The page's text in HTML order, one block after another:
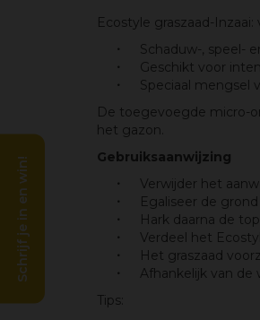
Ecostyle graszaad-
Schaduw-, speel-
Geschikt voor
Speciaal mengsel
De toegevoegde micro-
het gazon.
Gebruiksaanwijzing
Verwijder het
Egaliseer de
Hark daarna de
Verdeel het
Het graszaad
Afhankelijk van
Tips:
Schrijf je in en win!